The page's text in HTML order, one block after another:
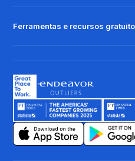
Ferramentas e recursos